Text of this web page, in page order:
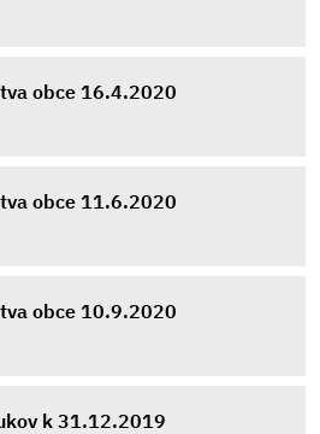
obce 16.4.2020
obce 11.6.2020
obce 10.9.2020
k 31.12.2019